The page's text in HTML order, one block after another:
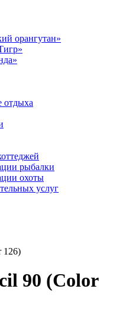
орангутан»
отдыха
рыбалки
охоты
услуг
126)
90 (Color